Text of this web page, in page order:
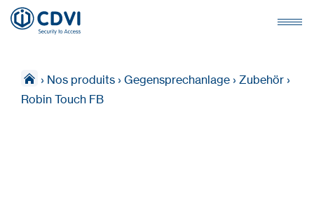
› Nos produits › Gegensprechanlage › Zubehör ›
Robin Touch FB